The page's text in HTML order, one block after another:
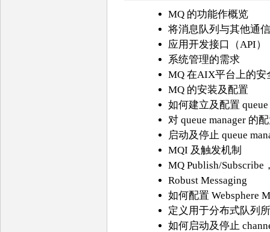
MQ 的功能作概览
将消息队列与其他通
应用开发接口（API）
系统管理的需求
MQ 在AIX平台上的安
MQ 的安装及配置
如何建立及配置 queue
对 queue manager 的
启动及停止 queue
MQI 及触发机制
MQ Publish/
Robust Messaging
如何配置 Websphere
定义用于分布式队列
如何启动及停止